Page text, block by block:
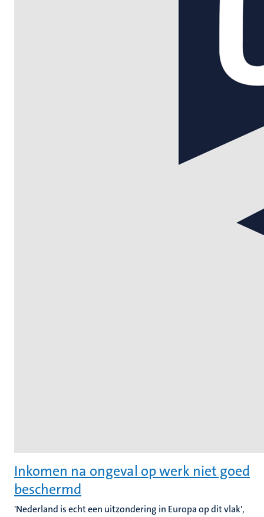
Inkomen na ongeval op werk niet goed
beschermd
'Nederland is echt een uitzondering in Europa op dit vlak',